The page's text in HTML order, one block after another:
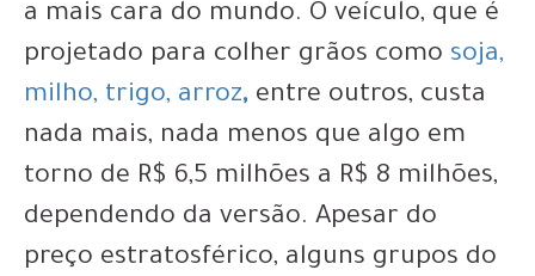
a mais cara do mundo. O veículo, que é
projetado para colher grãos como soja,
milho, trigo, arroz, entre outros, custa
nada mais, nada menos que algo em
torno de R$ 6,5 milhões a R$ 8 milhões,
dependendo da versão. Apesar do
preço estratosférico, alguns grupos do